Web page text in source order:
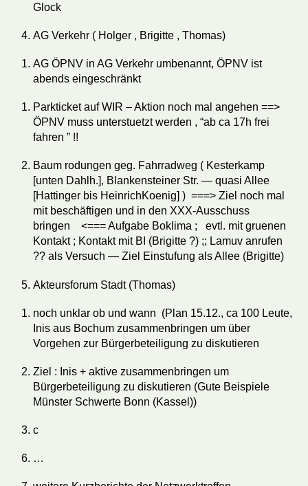
Glock
AG Verkehr ( Holger , Brigitte , Thomas)
AG ÖPNV in AG Verkehr umbenannt, ÖPNV ist
abends eingeschränkt
Parkticket auf WIR – Aktion noch mal angehen ==>
ÖPNV muss unterstuetzt werden , “ab ca 17h frei
fahren ” !!
Baum rodungen geg. Fahrradweg ( Kesterkamp
[unten Dahlh.], Blankensteiner Str. — quasi Allee
[Hattinger bis HeinrichKoenig] ) ===> Ziel noch mal
mit beschäftigen und in den XXX-Ausschuss
bringen <=== Aufgabe Boklima ; evtl. mit gruenen
Kontakt ; Kontakt mit BI (Brigitte ?) ;; Lamuv anrufen
?? als Versuch — Ziel Einstufung als Allee (Brigitte)
Akteursforum Stadt (Thomas)
noch unklar ob und wann (Plan 15.12., ca 100 Leute,
Inis aus Bochum zusammenbringen um über
Vorgehen zur Bürgerbeteiligung zu diskutieren
Ziel : Inis + aktive zusammenbringen um
Bürgerbeteiligung zu diskutieren (Gute Beispiele
Münster Schwerte Bonn (Kassel))
c
…